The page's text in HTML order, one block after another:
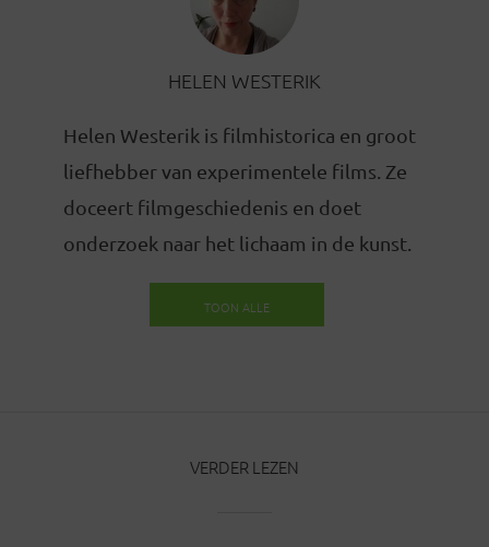
HELEN WESTERIK
Helen Westerik is filmhistorica en groot
liefhebber van experimentele films. Ze
doceert filmgeschiedenis en doet
onderzoek naar het lichaam in de kunst.
TOON ALLE
VERDER LEZEN